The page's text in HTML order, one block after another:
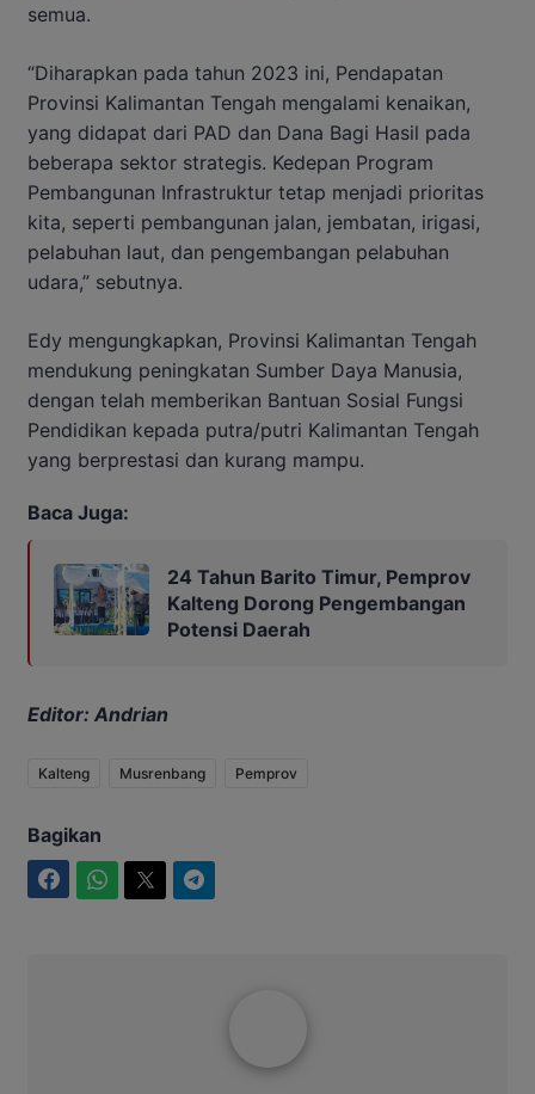
semua.
“Diharapkan pada tahun 2023 ini, Pendapatan
Provinsi Kalimantan Tengah mengalami kenaikan,
yang didapat dari PAD dan Dana Bagi Hasil pada
beberapa sektor strategis. Kedepan Program
Pembangunan Infrastruktur tetap menjadi prioritas
kita, seperti pembangunan jalan, jembatan, irigasi,
pelabuhan laut, dan pengembangan pelabuhan
udara,” sebutnya.
Edy mengungkapkan, Provinsi Kalimantan Tengah
mendukung peningkatan Sumber Daya Manusia,
dengan telah memberikan Bantuan Sosial Fungsi
Pendidikan kepada putra/putri Kalimantan Tengah
yang berprestasi dan kurang mampu.
Baca Juga:
24 Tahun Barito Timur, Pemprov
Kalteng Dorong Pengembangan
Potensi Daerah
Editor: Andrian
Kalteng Musrenbang Pemprov
Bagikan